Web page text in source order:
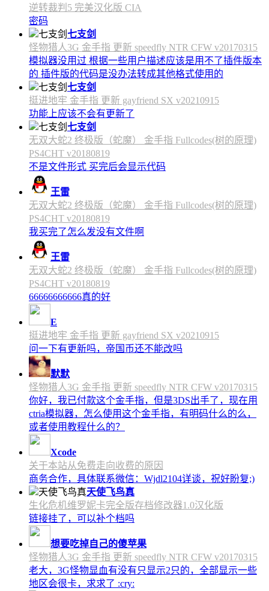
逆转裁判5 完美汉化版 CIA
密码
七支剑
怪物猎人3G 金手指 更新 speedfly NTR CFW v20170315
模拟器没用过 根据一些用户描述应该是用不了插件版本
的 插件版的代码是没办法转成其他格式使用的
七支剑
挺进地牢 金手指 更新 gayfriend SX v20210915
功能上应该不会有更新了
七支剑
无双大蛇2 终极版（蛇魔） 金手指 Fullcodes(树的原理)
PS4CHT v20180819
不是文件形式 买完后会显示代码
王雷
无双大蛇2 终极版（蛇魔） 金手指 Fullcodes(树的原理)
PS4CHT v20180819
我买完了怎么发没有文件啊
王雷
无双大蛇2 终极版（蛇魔） 金手指 Fullcodes(树的原理)
PS4CHT v20180819
66666666666真的好
E
挺进地牢 金手指 更新 gayfriend SX v20210915
问一下有更新吗，帝国币还不能改吗
默默
怪物猎人3G 金手指 更新 speedfly NTR CFW v20170315
你好，我已付款这个金手指，但是3DS出手了，现在用
ctria模拟器，怎么使用这个金手指，有明码什么的么，
或者使用教程什么的？
Xcode
关于本站从免费走向收费的原因
商务合作，具体联系微信：Wjdl2104详谈，祝好盼复;)
天使飞鸟真
生化危机维罗妮卡完全版存档修改器1.0汉化版
链接挂了，可以补个档吗
想要吃掉自己的傻苹果
怪物猎人3G 金手指 更新 speedfly NTR CFW v20170315
老大，3G怪物显血有没有只显示2只的，全部显示一些
地区会很卡，求求了 :cry: